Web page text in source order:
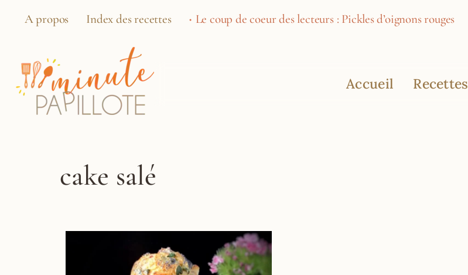
A propos Index des recettes Le coup de coeur des lecteurs : Pickles d’oignons rouges
Accueil Recettes
cake salé